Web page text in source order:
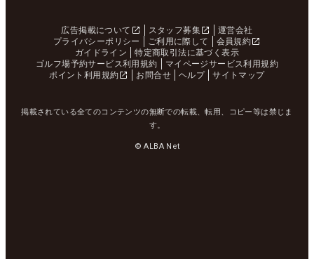
広告掲載について スタッフ募集
運営会社
プライバシーポリシー
ご利用に際して
会員規約
ガイドライン
特定商取引法に基づく表示
ゴルフ場予約サービス利用規約
マイページサービス利用規約
ポイント利用規約
お問合せ ヘルプ サイトマップ
掲載されている全てのコンテンツの無断での転載、転用、コピー等は禁じま
す。
© ALBA Net